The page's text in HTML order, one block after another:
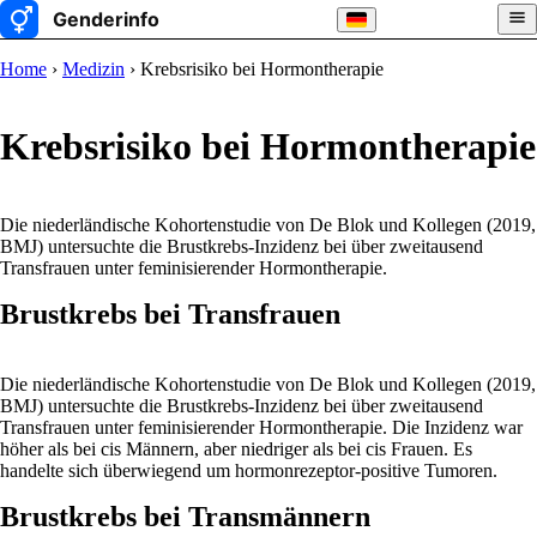
Home › Medizin › Krebsrisiko bei Hormontherapie
Krebsrisiko bei Hormontherapie
Die niederländische Kohortenstudie von De Blok und Kollegen (2019,
BMJ) untersuchte die Brustkrebs-Inzidenz bei über zweitausend
Transfrauen unter feminisierender Hormontherapie.
Brustkrebs bei Transfrauen
Die niederländische Kohortenstudie von De Blok und Kollegen (2019,
BMJ) untersuchte die Brustkrebs-Inzidenz bei über zweitausend
Transfrauen unter feminisierender Hormontherapie. Die Inzidenz war
höher als bei cis Männern, aber niedriger als bei cis Frauen. Es
handelte sich überwiegend um hormonrezeptor-positive Tumoren.
Brustkrebs bei Transmännern